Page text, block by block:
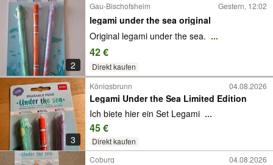
2
Gau-Bischofsheim Gestern, 12:02
legami under the sea original
Original legami under the sea. ...
42 €
Direkt kaufen
3
Königsbrunn 04.08.2026
Legami Under the Sea Limited Edition
Ich biete hier ein Set Legami ...
45 €
Direkt kaufen
Coburg
04.08.2026